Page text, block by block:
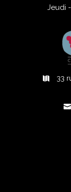
Jeudi
33